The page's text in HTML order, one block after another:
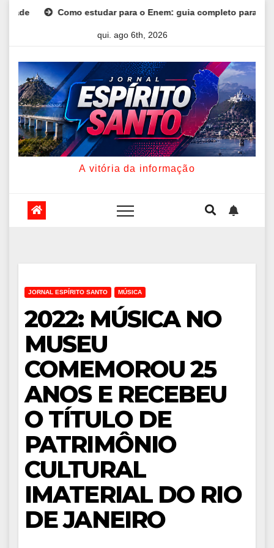
Como estudar para o Enem: guia completo para conquistar a
qui. ago 6th, 2026
A vitória da informação
JORNAL ESPÍRITO SANTO MÚSICA
2022: MÚSICA NO
MUSEU
COMEMOROU 25
ANOS E RECEBEU
O TÍTULO DE
PATRIMÔNIO
CULTURAL
IMATERIAL DO RIO
DE JANEIRO